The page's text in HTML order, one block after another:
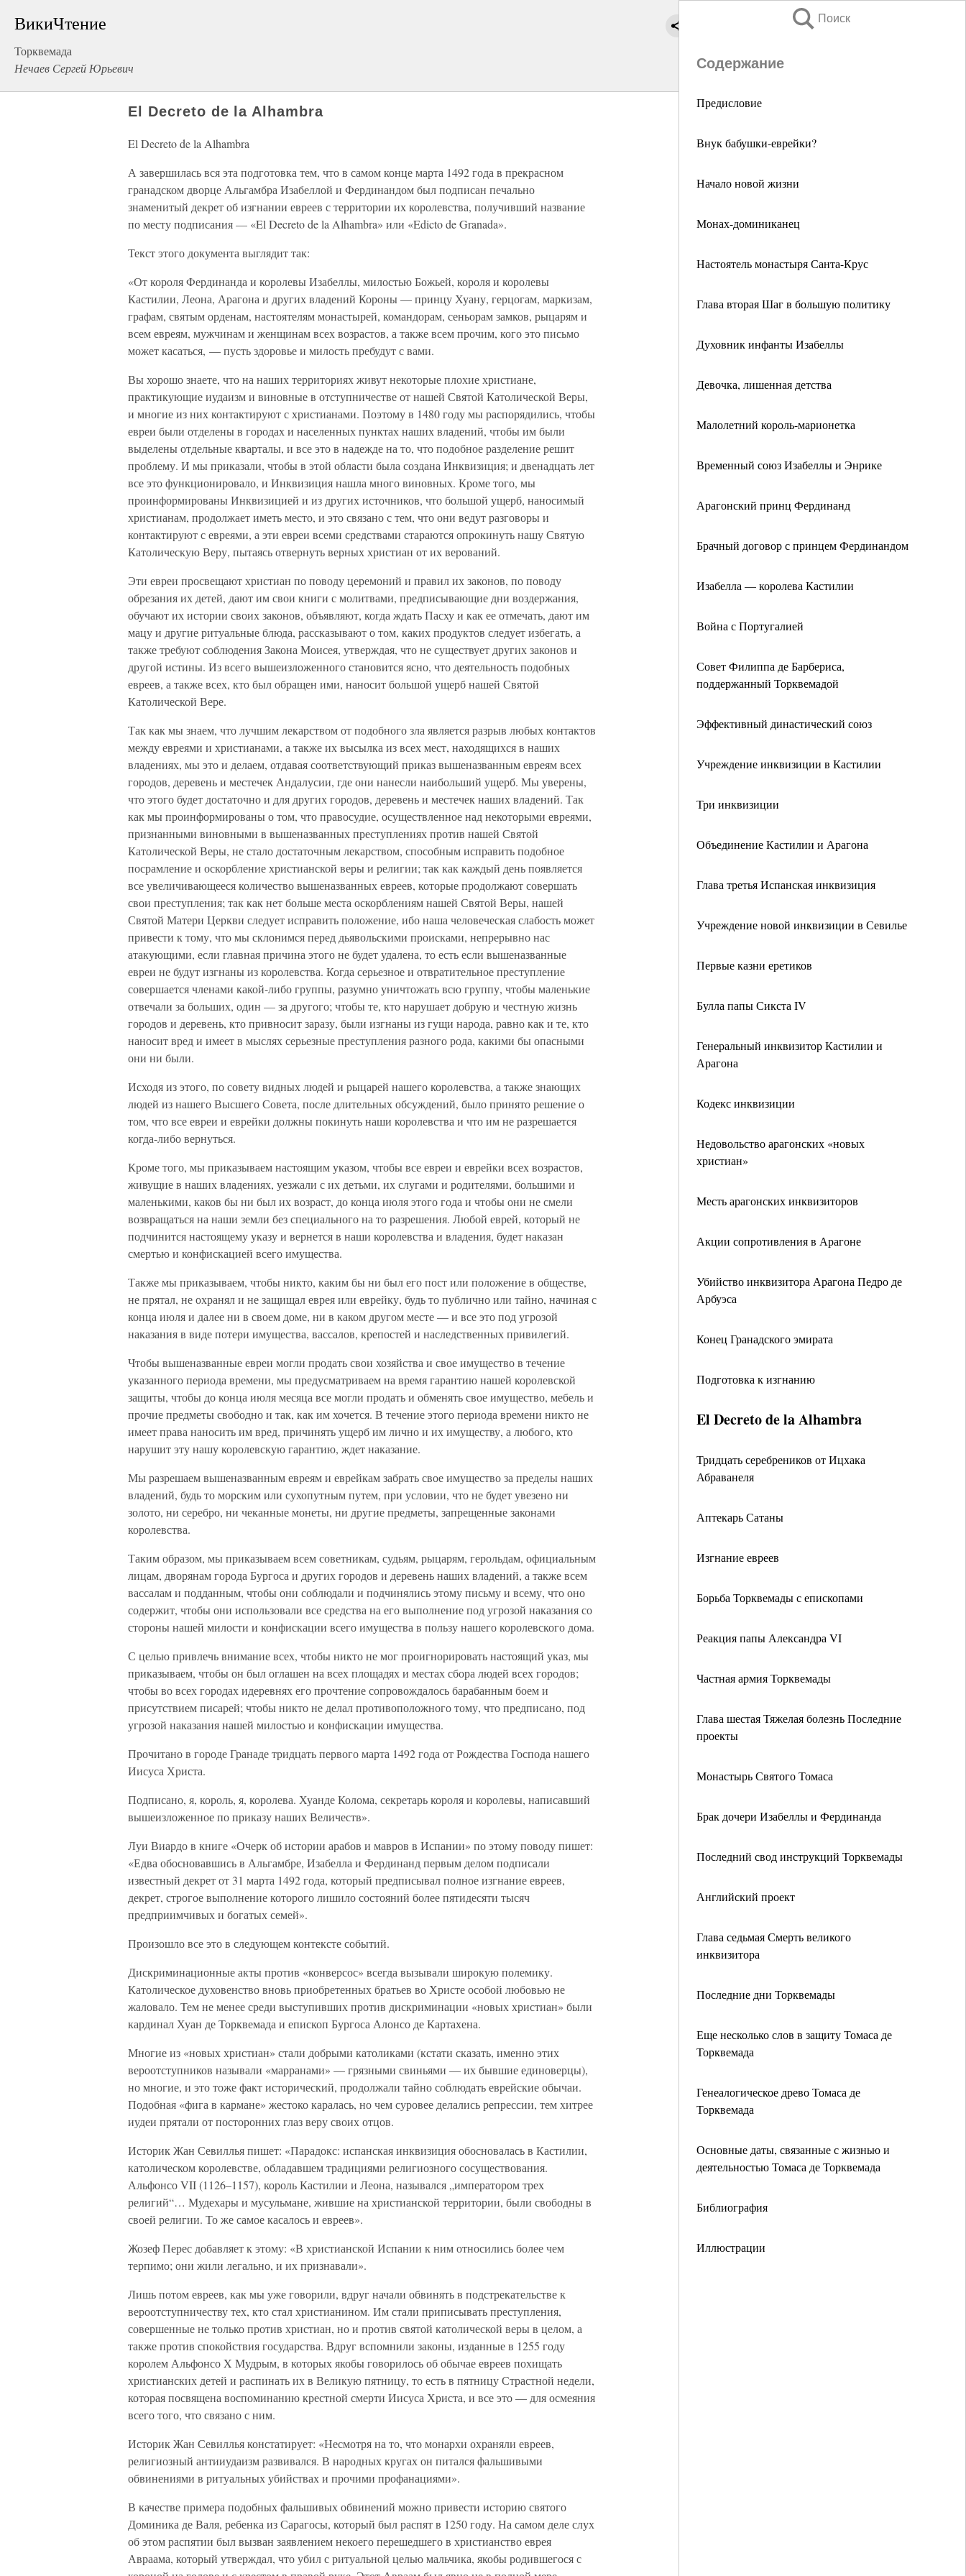
ВикиЧтение
Торквемада
Нечаев Сергей Юрьевич
Поиск
Содержание
Предисловие
Внук бабушки-еврейки?
Начало новой жизни
Монах-доминиканец
Настоятель монастыря Санта-Крус
Глава вторая Шаг в большую политику
Духовник инфанты Изабеллы
Девочка, лишенная детства
Малолетний король-марионетка
Временный союз Изабеллы и Энрике
Арагонский принц Фердинанд
Брачный договор с принцем Фердинандом
Изабелла — королева Кастилии
Война с Португалией
Совет Филиппа де Барбериса,
поддержанный Торквемадой
Эффективный династический союз
Учреждение инквизиции в Кастилии
Три инквизиции
Объединение Кастилии и Арагона
Глава третья Испанская инквизиция
Учреждение новой инквизиции в Севилье
Первые казни еретиков
Булла папы Сикста IV
Генеральный инквизитор Кастилии и
Арагона
Кодекс инквизиции
Недовольство арагонских «новых
христиан»
Месть арагонских инквизиторов
Акции сопротивления в Арагоне
Убийство инквизитора Арагона Педро де
Арбуэса
Конец Гранадского эмирата
Подготовка к изгнанию
El Decreto de la Alhambra
Тридцать серебреников от Ицхака
Абраванеля
Аптекарь Сатаны
Изгнание евреев
Борьба Торквемады с епископами
Реакция папы Александра VI
Частная армия Торквемады
Глава шестая Тяжелая болезнь Последние
проекты
Монастырь Святого Томаса
Брак дочери Изабеллы и Фердинанда
Последний свод инструкций Торквемады
Английский проект
Глава седьмая Смерть великого
инквизитора
Последние дни Торквемады
Еще несколько слов в защиту Томаса де
Торквемада
Генеалогическое древо Томаса де
Торквемада
Основные даты, связанные с жизнью и
деятельностью Томаса де Торквемада
Библиография
Иллюстрации
El Decreto de la Alhambra
El Decreto de la Alhambra
А завершилась вся эта подготовка тем, что в самом конце марта 1492 года в прекрасном
гранадском дворце Альгамбра Изабеллой и Фердинандом был подписан печально
знаменитый декрет об изгнании евреев с территории их королевства, получивший название
по месту подписания — «El Decreto de la Alhambra» или «Edicto de Granada».
Текст этого документа выглядит так:
«От короля Фердинанда и королевы Изабеллы, милостью Божьей, короля и королевы
Кастилии, Леона, Арагона и других владений Короны — принцу Хуану, герцогам, маркизам,
графам, святым орденам, настоятелям монастырей, командорам, сеньорам замков, рыцарям и
всем евреям, мужчинам и женщинам всех возрастов, а также всем прочим, кого это письмо
может касаться, — пусть здоровье и милость пребудут с вами.
Вы хорошо знаете, что на наших территориях живут некоторые плохие христиане,
практикующие иудаизм и виновные в отступничестве от нашей Святой Католической Веры,
и многие из них контактируют с христианами. Поэтому в 1480 году мы распорядились, чтобы
евреи были отделены в городах и населенных пунктах наших владений, чтобы им были
выделены отдельные кварталы, и все это в надежде на то, что подобное разделение решит
проблему. И мы приказали, чтобы в этой области была создана Инквизиция; и двенадцать лет
все это функционировало, и Инквизиция нашла много виновных. Кроме того, мы
проинформированы Инквизицией и из других источников, что большой ущерб, наносимый
христианам, продолжает иметь место, и это связано с тем, что они ведут разговоры и
контактируют с евреями, а эти евреи всеми средствами стараются опрокинуть нашу Святую
Католическую Веру, пытаясь отвернуть верных христиан от их верований.
Эти евреи просвещают христиан по поводу церемоний и правил их законов, по поводу
обрезания их детей, дают им свои книги с молитвами, предписывающие дни воздержания,
обучают их истории своих законов, объявляют, когда ждать Пасху и как ее отмечать, дают им
мацу и другие ритуальные блюда, рассказывают о том, каких продуктов следует избегать, а
также требуют соблюдения Закона Моисея, утверждая, что не существует других законов и
другой истины. Из всего вышеизложенного становится ясно, что деятельность подобных
евреев, а также всех, кто был обращен ими, наносит большой ущерб нашей Святой
Католической Вере.
Так как мы знаем, что лучшим лекарством от подобного зла является разрыв любых контактов
между евреями и христианами, а также их высылка из всех мест, находящихся в наших
владениях, мы это и делаем, отдавая соответствующий приказ вышеназванным евреям всех
городов, деревень и местечек Андалусии, где они нанесли наибольший ущерб. Мы уверены,
что этого будет достаточно и для других городов, деревень и местечек наших владений. Так
как мы проинформированы о том, что правосудие, осуществленное над некоторыми евреями,
признанными виновными в вышеназванных преступлениях против нашей Святой
Католической Веры, не стало достаточным лекарством, способным исправить подобное
посрамление и оскорбление христианской веры и религии; так как каждый день появляется
все увеличивающееся количество вышеназванных евреев, которые продолжают совершать
свои преступления; так как нет больше места оскорблениям нашей Святой Веры, нашей
Святой Матери Церкви следует исправить положение, ибо наша человеческая слабость может
привести к тому, что мы склонимся перед дьявольскими происками, непрерывно нас
атакующими, если главная причина этого не будет удалена, то есть если вышеназванные
евреи не будут изгнаны из королевства. Когда серьезное и отвратительное преступление
совершается членами какой-либо группы, разумно уничтожать всю группу, чтобы маленькие
отвечали за больших, один — за другого; чтобы те, кто нарушает добрую и честную жизнь
городов и деревень, кто привносит заразу, были изгнаны из гущи народа, равно как и те, кто
наносит вред и имеет в мыслях серьезные преступления разного рода, какими бы опасными
они ни были.
Исходя из этого, по совету видных людей и рыцарей нашего королевства, а также знающих
людей из нашего Высшего Совета, после длительных обсуждений, было принято решение о
том, что все евреи и еврейки должны покинуть наши королевства и что им не разрешается
когда-либо вернуться.
Кроме того, мы приказываем настоящим указом, чтобы все евреи и еврейки всех возрастов,
живущие в наших владениях, уезжали с их детьми, их слугами и родителями, большими и
маленькими, каков бы ни был их возраст, до конца июля этого года и чтобы они не смели
возвращаться на наши земли без специального на то разрешения. Любой еврей, который не
подчинится настоящему указу и вернется в наши королевства и владения, будет наказан
смертью и конфискацией всего имущества.
Также мы приказываем, чтобы никто, каким бы ни был его пост или положение в обществе,
не прятал, не охранял и не защищал еврея или еврейку, будь то публично или тайно, начиная с
конца июля и далее ни в своем доме, ни в каком другом месте — и все это под угрозой
наказания в виде потери имущества, вассалов, крепостей и наследственных привилегий.
Чтобы вышеназванные евреи могли продать свои хозяйства и свое имущество в течение
указанного периода времени, мы предусматриваем на время гарантию нашей королевской
защиты, чтобы до конца июля месяца все могли продать и обменять свое имущество, мебель и
прочие предметы свободно и так, как им хочется. В течение этого периода времени никто не
имеет права наносить им вред, причинять ущерб им лично и их имуществу, а любого, кто
нарушит эту нашу королевскую гарантию, ждет наказание.
Мы разрешаем вышеназванным евреям и еврейкам забрать свое имущество за пределы наших
владений, будь то морским или сухопутным путем, при условии, что не будет увезено ни
золото, ни серебро, ни чеканные монеты, ни другие предметы, запрещенные законами
королевства.
Таким образом, мы приказываем всем советникам, судьям, рыцарям, герольдам, официальным
лицам, дворянам города Бургоса и других городов и деревень наших владений, а также всем
вассалам и подданным, чтобы они соблюдали и подчинялись этому письму и всему, что оно
содержит, чтобы они использовали все средства на его выполнение под угрозой наказания со
стороны нашей милости и конфискации всего имущества в пользу нашего королевского дома.
С целью привлечь внимание всех, чтобы никто не мог проигнорировать настоящий указ, мы
приказываем, чтобы он был оглашен на всех площадях и местах сбора людей всех городов;
чтобы во всех городах идеревнях его прочтение сопровождалось барабанным боем и
присутствием писарей; чтобы никто не делал противоположного тому, что предписано, под
угрозой наказания нашей милостью и конфискации имущества.
Прочитано в городе Гранаде тридцать первого марта 1492 года от Рождества Господа нашего
Иисуса Христа.
Подписано, я, король, я, королева. Хуанде Колома, секретарь короля и королевы, написавший
вышеизложенное по приказу наших Величеств».
Луи Виардо в книге «Очерк об истории арабов и мавров в Испании» по этому поводу пишет:
«Едва обосновавшись в Альгамбре, Изабелла и Фердинанд первым делом подписали
известный декрет от 31 марта 1492 года, который предписывал полное изгнание евреев,
декрет, строгое выполнение которого лишило состояний более пятидесяти тысяч
предприимчивых и богатых семей».
Произошло все это в следующем контексте событий.
Дискриминационные акты против «конверсос» всегда вызывали широкую полемику.
Католическое духовенство вновь приобретенных братьев во Христе особой любовью не
жаловало. Тем не менее среди выступивших против дискриминации «новых христиан» были
кардинал Хуан де Торквемада и епископ Бургоса Алонсо де Картахена.
Многие из «новых христиан» стали добрыми католиками (кстати сказать, именно этих
вероотступников называли «марранами» — грязными свиньями — их бывшие единоверцы),
но многие, и это тоже факт исторический, продолжали тайно соблюдать еврейские обычаи.
Подобная «фига в кармане» жестоко каралась, но чем суровее делались репрессии, тем хитрее
иудеи прятали от посторонних глаз веру своих отцов.
Историк Жан Севиллья пишет: «Парадокс: испанская инквизиция обосновалась в Кастилии,
католическом королевстве, обладавшем традициями религиозного сосуществования.
Альфонсо VII (1126–1157), король Кастилии и Леона, назывался „императором трех
религий“… Мудехары и мусульмане, жившие на христианской территории, были свободны в
своей религии. То же самое касалось и евреев».
Жозеф Перес добавляет к этому: «В христианской Испании к ним относились более чем
терпимо; они жили легально, и их признавали».
Лишь потом евреев, как мы уже говорили, вдруг начали обвинять в подстрекательстве к
вероотступничеству тех, кто стал христианином. Им стали приписывать преступления,
совершенные не только против христиан, но и против святой католической веры в целом, а
также против спокойствия государства. Вдруг вспомнили законы, изданные в 1255 году
королем Альфонсо X Мудрым, в которых якобы говорилось об обычае евреев похищать
христианских детей и распинать их в Великую пятницу, то есть в пятницу Страстной недели,
которая посвящена воспоминанию крестной смерти Иисуса Христа, и все это — для осмеяния
всего того, что связано с ним.
Историк Жан Севиллья констатирует: «Несмотря на то, что монархи охраняли евреев,
религиозный антииудаизм развивался. В народных кругах он питался фальшивыми
обвинениями в ритуальных убийствах и прочими профанациями».
В качестве примера подобных фальшивых обвинений можно привести историю святого
Доминика де Валя, ребенка из Сарагосы, который был распят в 1250 году. На самом деле слух
об этом распятии был вызван заявлением некоего перешедшего в христианство еврея
Авраама, который утверждал, что убил с ритуальной целью мальчика, якобы родившегося с